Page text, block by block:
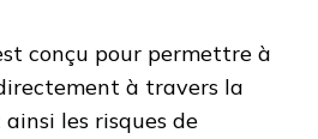
conçu pour permettre à
directement à travers la
les risques de